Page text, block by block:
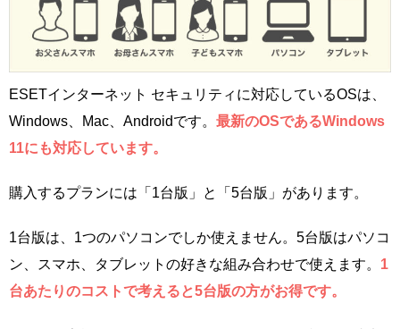
ESETインターネット セキュリティに対応しているOSは、
Windows、Mac、Androidです。 最新のOSであるWindows
11にも対応しています。
購入するプランには「1台版」と「5台版」があります。
1台版は、1つのパソコンでしか使えません。5台版はパソコ
ン、スマホ、タブレットの好きな組み合わせで使えます。 1
台あたりのコストで考えると5台版の方がお得です。